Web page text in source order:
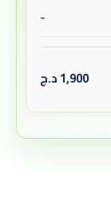
-
1,900د.ج